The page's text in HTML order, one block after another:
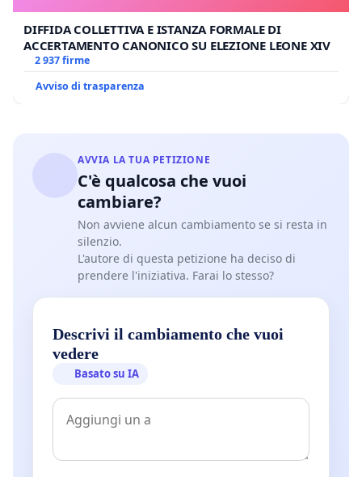
DIFFIDA COLLETTIVA E ISTANZA FORMALE DI
ACCERTAMENTO CANONICO SU ELEZIONE LEONE XIV
2 937 firme
Avviso di trasparenza
AVVIA LA TUA PETIZIONE
C'è qualcosa che vuoi
cambiare?
Non avviene alcun cambiamento se si resta in
silenzio.
L'autore di questa petizione ha deciso di
prendere l'iniziativa. Farai lo stesso?
Descrivi il cambiamento che vuoi
vedere
Basato su IA